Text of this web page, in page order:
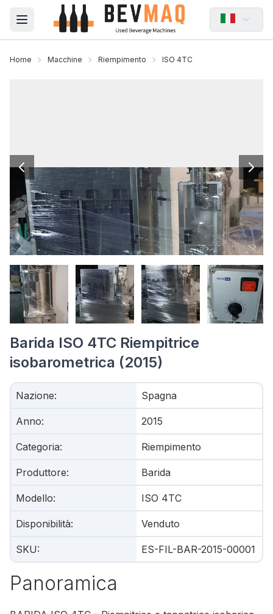
Open main menu
Home Macchine Riempimento ISO 4TC
Barida ISO 4TC Riempitrice
isobarometrica (2015)
Nazione: Spagna
Anno: 2015
Categoria: Riempimento
Produttore: Barida
Modello: ISO 4TC
Disponibilità: Venduto
SKU: ES-FIL-BAR-2015-00001
Panoramica